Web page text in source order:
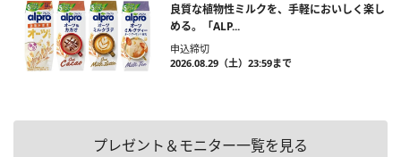
良質な植物性ミルクを、手軽においしく楽し
める。「ALP...
申込締切
2026.08.29（土）23:59まで
プレゼント＆モニター一覧を見る